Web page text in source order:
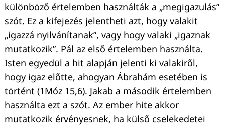
különböző értelemben használták a „megigazulás”
szót. Ez a kifejezés jelentheti azt, hogy valakit
„igazzá nyilvánítanak”, vagy hogy valaki „igaznak
mutatkozik”. Pál az első értelemben használta.
Isten egyedül a hit alapján jelenti ki valakiről,
hogy igaz előtte, ahogyan Ábrahám esetében is
történt (1Móz 15,6). Jakab a második értelemben
használta ezt a szót. Az ember hite akkor
mutatkozik érvényesnek, ha külső cselekedetei